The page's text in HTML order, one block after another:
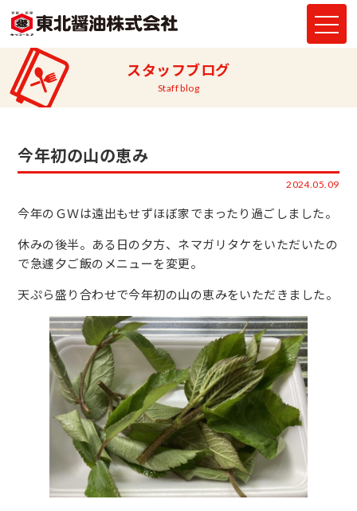
スタッフブログ
Staff blog
今年初の山の恵み
2024.05.09
今年のＧＷは遠出もせずほぼ家でまったり過ごしました。
休みの後半。ある日の夕方、ネマガリタケをいただいたの
で急遽夕ご飯のメニューを変更。
天ぷら盛り合わせで今年初の山の恵みをいただきました。